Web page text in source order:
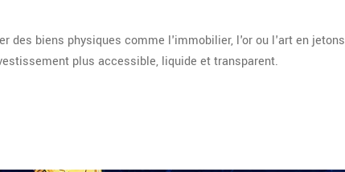
des biens physiques comme l'immobilier, l'or ou l'art en jetons
plus accessible, liquide et transparent.